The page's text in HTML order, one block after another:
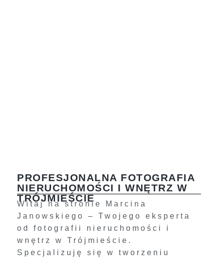
PROFESJONALNA FOTOGRAFIA
NIERUCHOMOŚCI I WNĘTRZ W
TRÓJMIEŚCIE
Witaj na stronie Marcina
Janowskiego – Twojego eksperta
od fotografii nieruchomości i
wnętrz w Trójmieście.
Specjalizuję się w tworzeniu